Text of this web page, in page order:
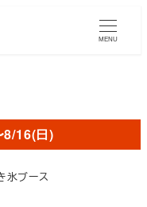
MENU
8/16(日)
氷ブース